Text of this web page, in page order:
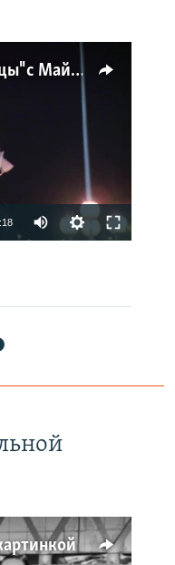
Как украинские "беркутовцы" с Майдана стали ОМОНом с Тверской
available